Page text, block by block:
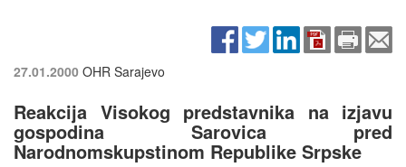
27.01.2000 OHR Sarajevo
Reakcija Visokog predstavnika na izjavu
gospodina Sarovica pred
Narodnomskupstinom Republike Srpske